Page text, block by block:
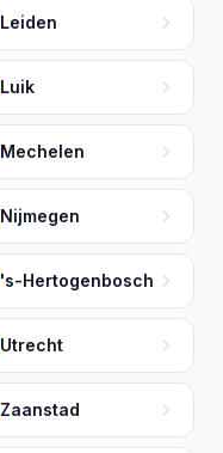
Leiden
Luik
Mechelen
Nijmegen
's-Hertogenbosch
Utrecht
Zaanstad